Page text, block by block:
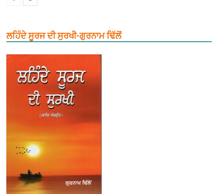
ਲਹਿੰਦੇ ਸੂਰਜ ਦੀ ਸੁਰਖੀ-ਗੁਰਨਾਮ ਢਿੱਲੋਂ